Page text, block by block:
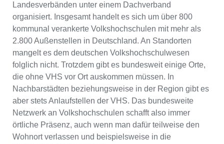
Landesverbänden unter einem Dachverband
organisiert. Insgesamt handelt es sich um über 800
kommunal verankerte Volkshochschulen mit mehr als
2.800 Außenstellen in Deutschland. An Standorten
mangelt es dem deutschen Volkshochschulwesen
folglich nicht. Trotzdem gibt es bundesweit einige Orte,
die ohne VHS vor Ort auskommen müssen. In
Nachbarstädten beziehungsweise in der Region gibt es
aber stets Anlaufstellen der VHS. Das bundesweite
Netzwerk an Volkshochschulen schafft also immer
örtliche Präsenz, auch wenn man dafür teilweise den
Wohnort verlassen und beispielsweise in die